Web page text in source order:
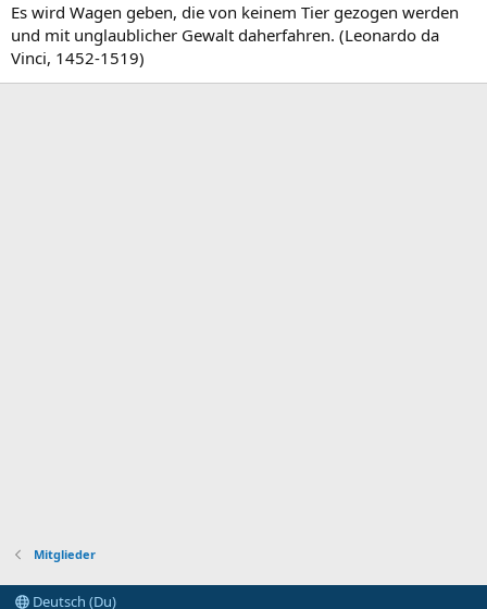
Es wird Wagen geben, die von keinem Tier gezogen werden
und mit unglaublicher Gewalt daherfahren. (Leonardo da
Vinci, 1452-1519)
Mitglieder
Deutsch (Du)